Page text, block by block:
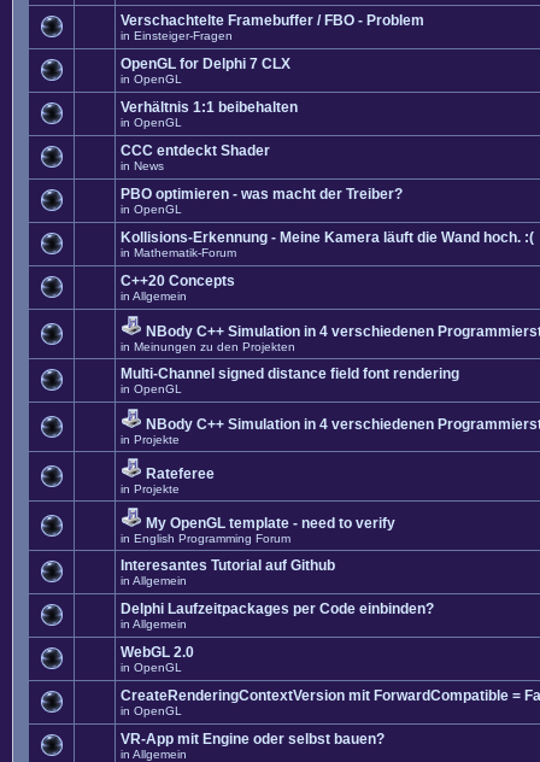
Verschachtelte Framebuffer / FBO - Problem
in Einsteiger-Fragen
OpenGL for Delphi 7 CLX
in OpenGL
Verhältnis 1:1 beibehalten
in OpenGL
CCC entdeckt Shader
in News
PBO optimieren - was macht der Treiber?
in OpenGL
Kollisions-Erkennung - Meine Kamera läuft die Wand hoch. :(
in Mathematik-Forum
C++20 Concepts
in Allgemein
NBody C++ Simulation in 4 verschiedenen
in Meinungen zu den Projekten
Multi-Channel signed distance field font rendering
in OpenGL
NBody C++ Simulation in 4 verschiedenen
in Projekte
Rateferee
in Projekte
My OpenGL template - need to verify
in English Programming Forum
Interesantes Tutorial auf Github
in Allgemein
Delphi Laufzeitpackages per Code einbinden?
in Allgemein
WebGL 2.0
in OpenGL
CreateRenderingContextVersion mit ForwardCompatible =
in OpenGL
VR-App mit Engine oder selbst bauen?
in Allgemein